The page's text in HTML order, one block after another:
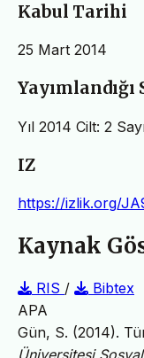
Kabul Tarihi
25 Mart 2014
Yayımlandığı
Yıl 2014 Cilt: 2
IZ
https://izlik.org/
Kaynak
RIS /
Bibtex
APA
Gün, S. (2014).